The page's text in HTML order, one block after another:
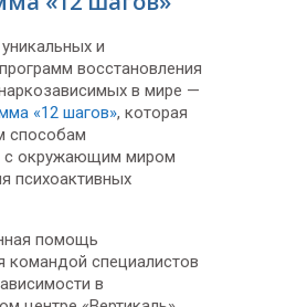
и
восстановления
в мире —
«12 шагов», которая
способам
с окружающим миром
психоактивных
помощь
командой специалистов
в